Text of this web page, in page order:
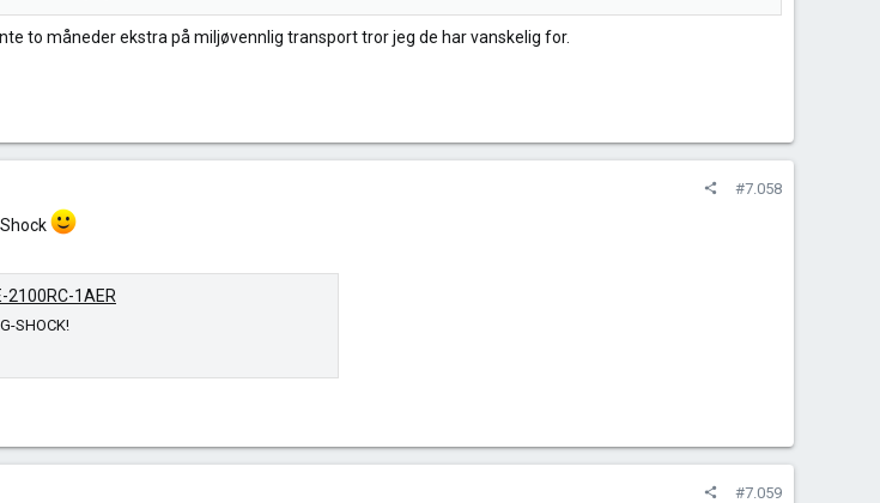
to måneder ekstra på miljøvennlig transport tror jeg de har vanskelig for.
#7.058
2100RC-1AER
SHOCK!
#7.059